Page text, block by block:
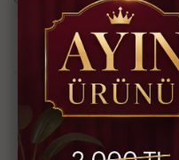
Güvenli Alışveriş İmkanı
Kredi Kartına Taksit
İmkanı